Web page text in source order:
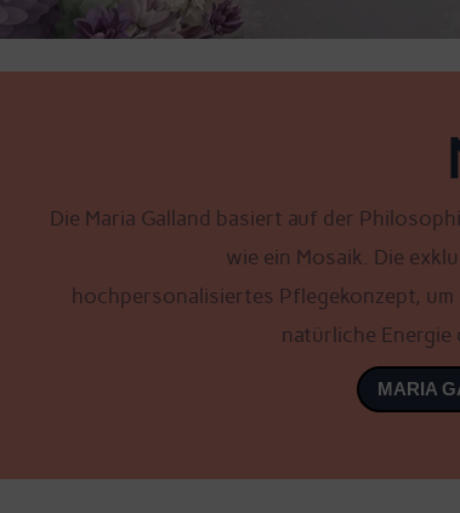
Die Maria Galland basiert auf der
wie ein Mosaik. Die
hochpersonalisiertes Pflegekonzept,
natürliche Energie
MARIA